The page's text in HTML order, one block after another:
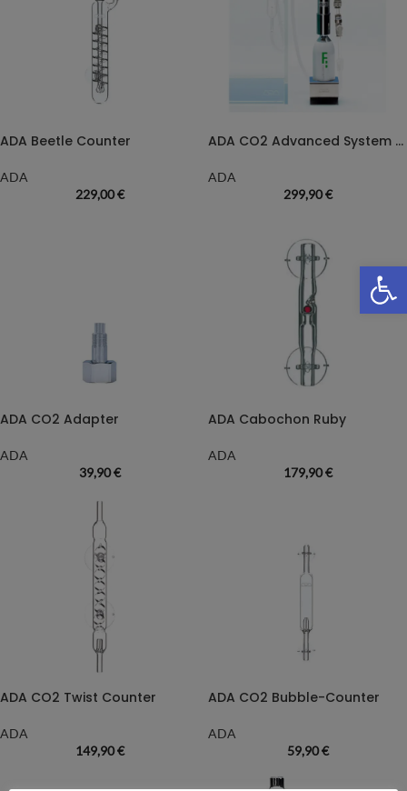
ADA Beetle Counter
ADA
229,00€
ADA CO2 Advanced System – Forest
ADA
299,90€
ADA CO2 Adapter
ADA
39,90€
ADA Cabochon Ruby
ADA
179,90€
ADA CO2 Twist Counter
ADA
149,90€
ADA CO2 Bubble-Counter
ADA
59,90€